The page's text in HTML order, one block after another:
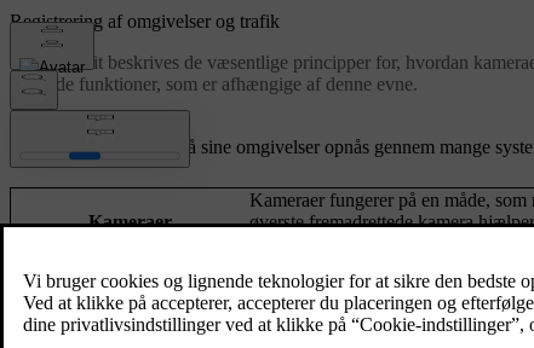
Opdateret 11.12.2025
Registrering af omgivelser og trafik
I dette afsnit beskrives de væsentlige principper for, hvordan
anvende funktioner, som er afhængige af denne evne.
Din bils evne til at forstå sine omgivelser opnås gennem mange
Kameraer
Kameraer fungerer på en måde,
øverste fremadrettede kamera
Radarer
vigtige for mange af bilens
Ultralydsparkeringssensorer
Disse sensorer anvender lydbølger
en genstand.